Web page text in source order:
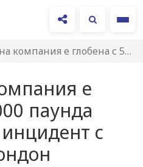
е глобена с 50 000 паунда след фатален…
е
паунда
с